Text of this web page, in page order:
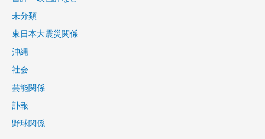
未分類
東日本大震災関係
沖縄
社会
芸能関係
訃報
野球関係